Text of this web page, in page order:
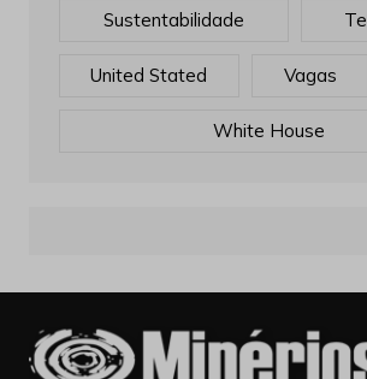
Sustentabilidade
United Stated Vagas
White House